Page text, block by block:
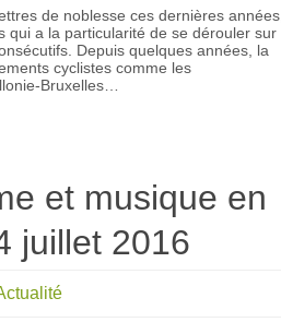
de noblesse ces dernières années,
qui a la particularité de se dérouler sur
Depuis quelques années, la
cyclistes comme les
Bruxelles…
et musique en
juillet 2016